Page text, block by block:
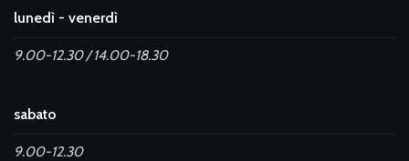
lunedì - venerdì
9.00-12.30 / 14.00-18.30
sabato
9.00-12.30